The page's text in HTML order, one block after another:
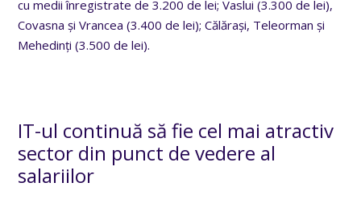
cu medii înregistrate de 3.200 de lei; Vaslui (3.300 de lei),
Covasna și Vrancea (3.400 de lei); Călărași, Teleorman și
Mehedinți (3.500 de lei).
IT-ul continuă să fie cel mai atractiv
sector din punct de vedere al
salariilor